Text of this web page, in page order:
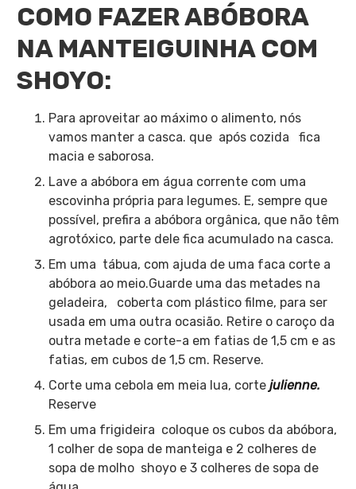
COMO FAZER ABÓBORA
NA MANTEIGUINHA COM
SHOYO:
Para aproveitar ao máximo o alimento, nós
vamos manter a casca. que após cozida fica
macia e saborosa.
Lave a abóbora em água corrente com uma
escovinha própria para legumes. E, sempre que
possível, prefira a abóbora orgânica, que não têm
agrotóxico, parte dele fica acumulado na casca.
Em uma tábua, com ajuda de uma faca corte a
abóbora ao meio.Guarde uma das metades na
geladeira, coberta com plástico filme, para ser
usada em uma outra ocasião. Retire o caroço da
outra metade e corte-a em fatias de 1,5 cm e as
fatias, em cubos de 1,5 cm. Reserve.
Corte uma cebola em meia lua, corte julienne.
Reserve
Em uma frigideira coloque os cubos da abóbora,
1 colher de sopa de manteiga e 2 colheres de
sopa de molho shoyo e 3 colheres de sopa de